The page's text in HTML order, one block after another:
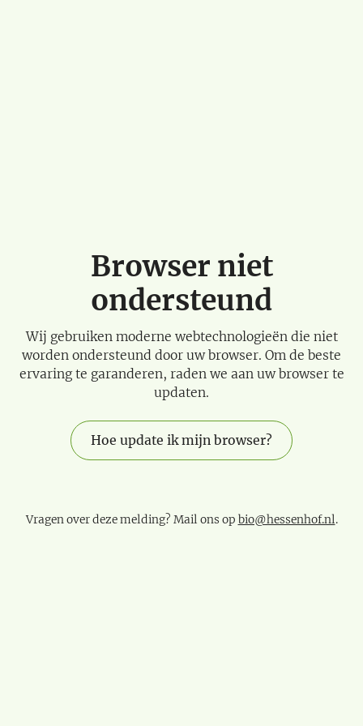
Browser niet
ondersteund
Wij gebruiken moderne webtechnologieën die niet
worden ondersteund door uw browser. Om de beste
ervaring te garanderen, raden we aan uw browser te
updaten.
Hoe update ik mijn browser?
Vragen over deze melding? Mail ons op bio@hessenhof.nl.